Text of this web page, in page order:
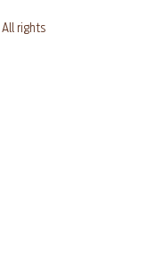
All rights